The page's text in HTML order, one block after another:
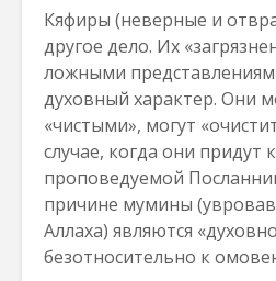
Кяфиры (неверные и
другое дело. Их
ложными
духовный характер. Они
«чистыми», могут
случае, когда они придут
проповедуемой
причине мумины
Аллаха) являются
безотносительно к